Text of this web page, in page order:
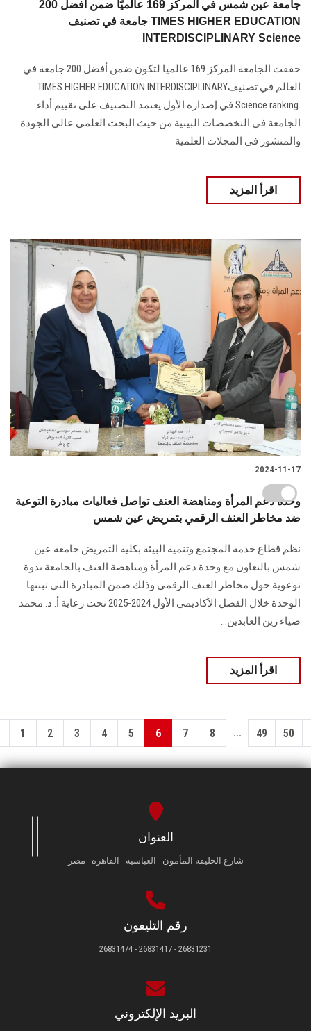
جامعة عين شمس في المركز 169 عالميًا ضمن أفضل 200
جامعة في تصنيف TIMES HIGHER EDUCATION
INTERDISCIPLINARY Science
حققت الجامعة المركز 169 عالميا لتكون ضمن أفضل 200 جامعة في
العالم في ‏تصنيف‎ TIMES HIGHER EDUCATION INTERDISCIPLINARY
Science ‎ranking ‎‏ في إصداره الأول ‏يعتمد التصنيف على تقييم أداء
الجامعة في التخصصات البينية من حيث البحث العلمي عالي ‏الجودة
والمنشور في المجلات العلمية ‏
اقرأ المزيد
2024-11-17
وحدة دعم المرأة ومناهضة العنف تواصل فعاليات مبادرة التوعية
ضد مخاطر العنف الرقمي بتمريض عين شمس
نظم قطاع خدمة المجتمع وتنمية البيئة بكلية التمريض جامعة عين
شمس بالتعاون مع وحدة دعم المرأة ومناهضة العنف بالجامعة ندوة
توعوية حول مخاطر العنف الرقمي وذلك ضمن المبادرة التي تبنتها
الوحدة خلال الفصل الأكاديمي الأول 2024-2025 تحت رعاية أ. د. محمد
ضياء زين العابدين...
اقرأ المزيد
1 2 3 4 5 6 7 8 ... 49 50
العنوان
شارع الخليفة المأمون - العباسية - القاهرة - مصر
رقم التليفون
26831231 - 26831417 - 26831474
البريد الإلكتروني